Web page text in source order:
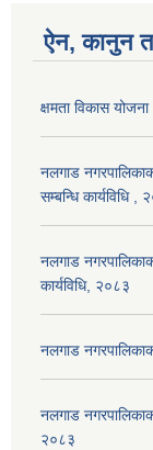
ऐन, कानुन
क्षमता विकास योजना
नलगाड
सम्बन्धि कार्यविधि ,
नलगाड
कार्यविधि, २०८३
नलगाड
नलगाड
२०८३